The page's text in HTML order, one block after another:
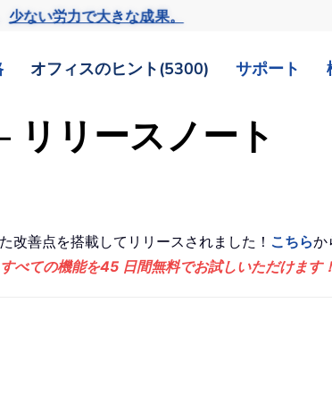
少ない労力で大きな成果。
オフィスのヒント(5300) サポート
リースノート
善点を搭載してリリースされました！ こちらか
べての機能を45 日間無料でお試しいただけます